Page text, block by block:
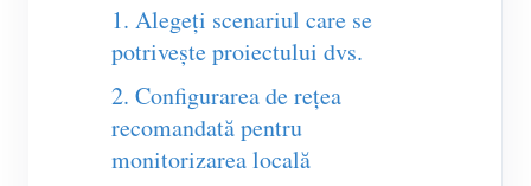
Încărcător EV
Contor virtual
Sistem de prognoză și simulare energetică
1. Alegeți scenariul care se
potrivește proiectului dvs.
2. Configurarea de rețea
recomandată pentru
monitorizarea locală